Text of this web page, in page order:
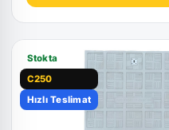
Stokta
C250
Hızlı Teslimat